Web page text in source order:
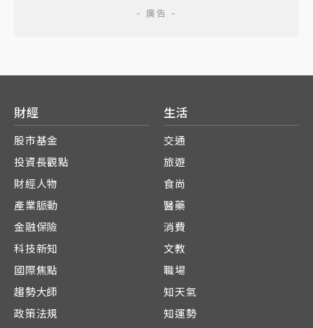
財經
股市基金
投資長觀點
財經人物
產業脈動
金融保險
科技新知
國際焦點
趨勢大師
政策法規
生活
交通
旅遊
食尚
醫藥
消費
文教
職場
知天氣
知運勢